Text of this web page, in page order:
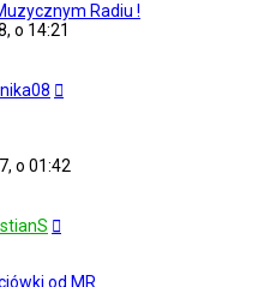
Radiu !
o 14:21
o 01:42
od MR